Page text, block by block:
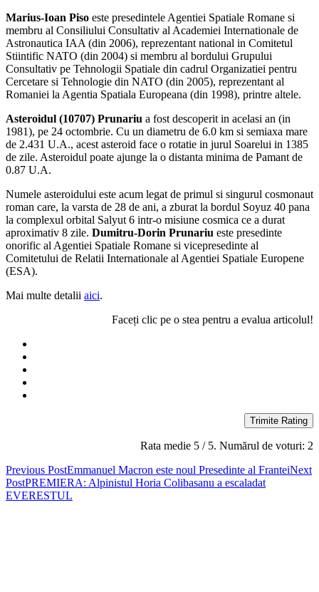
Marius-Ioan Piso este presedintele Agentiei Spatiale Romane si
membru al Consiliului Consultativ al Academiei Internationale de
Astronautica IAA (din 2006), reprezentant national in Comitetul
Stiintific NATO (din 2004) si membru al bordului Grupului
Consultativ pe Tehnologii Spatiale din cadrul Organizatiei pentru
Cercetare si Tehnologie din NATO (din 2005), reprezentant al
Romaniei la Agentia Spatiala Europeana (din 1998), printre altele.
Asteroidul (10707) Prunariu a fost descoperit in acelasi an (in
1981), pe 24 octombrie. Cu un diametru de 6.0 km si semiaxa mare
de 2.431 U.A., acest asteroid face o rotatie in jurul Soarelui in 1385
de zile. Asteroidul poate ajunge la o distanta minima de Pamant de
0.87 U.A.
Numele asteroidului este acum legat de primul si singurul cosmonaut
roman care, la varsta de 28 de ani, a zburat la bordul Soyuz 40 pana
la complexul orbital Salyut 6 intr-o misiune cosmica ce a durat
aproximativ 8 zile. Dumitru-Dorin Prunariu este presedinte
onorific al Agentiei Spatiale Romane si vicepresedinte al
Comitetului de Relatii Internationale al Agentiei Spatiale Europene
(ESA).
Mai multe detalii aici.
Faceți clic pe o stea pentru a evalua articolul!
Trimite Rating
Rata medie 5 / 5. Numărul de voturi: 2
Post
navigation
Previous PostEmmanuel Macron este noul Presedinte al FranteiNext
PostPREMIERA: Alpinistul Horia Colibasanu a escaladat
EVERESTUL